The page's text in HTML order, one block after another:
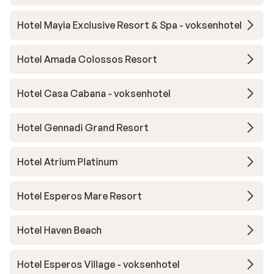
Hotel Mayia Exclusive Resort & Spa - voksenhotel
Hotel Amada Colossos Resort
Hotel Casa Cabana - voksenhotel
Hotel Gennadi Grand Resort
Hotel Atrium Platinum
Hotel Esperos Mare Resort
Hotel Haven Beach
Hotel Esperos Village - voksenhotel